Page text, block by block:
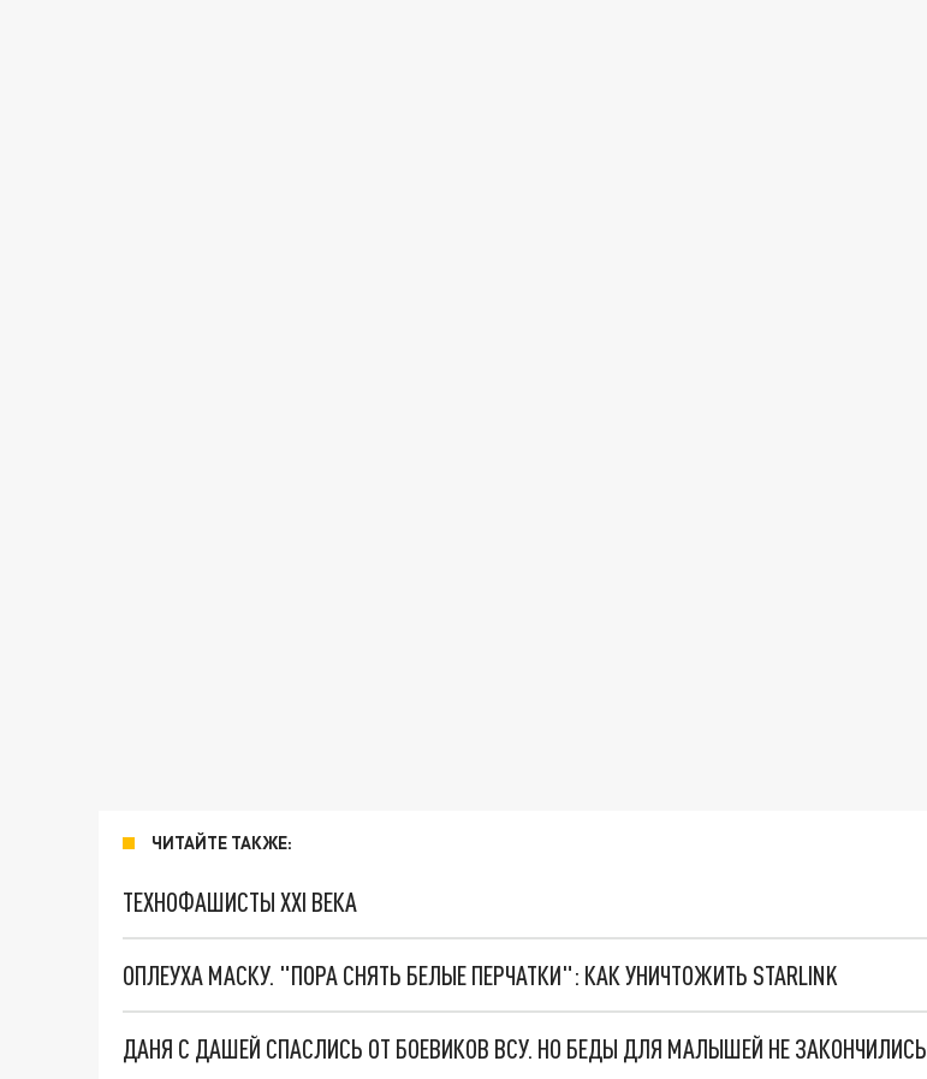
ЧИТАЙТЕ ТАКЖЕ:
ТЕХНОФАШИСТЫ XXI ВЕКА
ОПЛЕУХА МАСКУ. "ПОРА СНЯТЬ БЕЛЫЕ ПЕРЧАТКИ": КАК УНИЧТОЖИТЬ STARLINK
ДАНЯ С ДАШЕЙ СПАСЛИСЬ ОТ БОЕВИКОВ ВСУ. НО БЕДЫ ДЛЯ МАЛЫШЕЙ НЕ ЗАКОНЧИЛИСЬ